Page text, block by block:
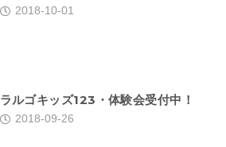
2018-10-01
ラルゴキッズ123・体験会受付中！
2018-09-26